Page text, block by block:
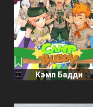
Кэмп Бадди